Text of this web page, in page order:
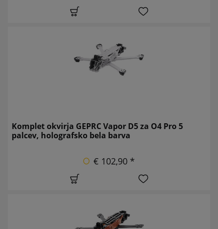
Komplet okvirja GEPRC Vapor D5 za O4 Pro 5
palcev, holografsko bela barva
€ 102,90 *